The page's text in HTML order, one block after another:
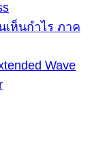
เห็นกำไร ภาค
Wave